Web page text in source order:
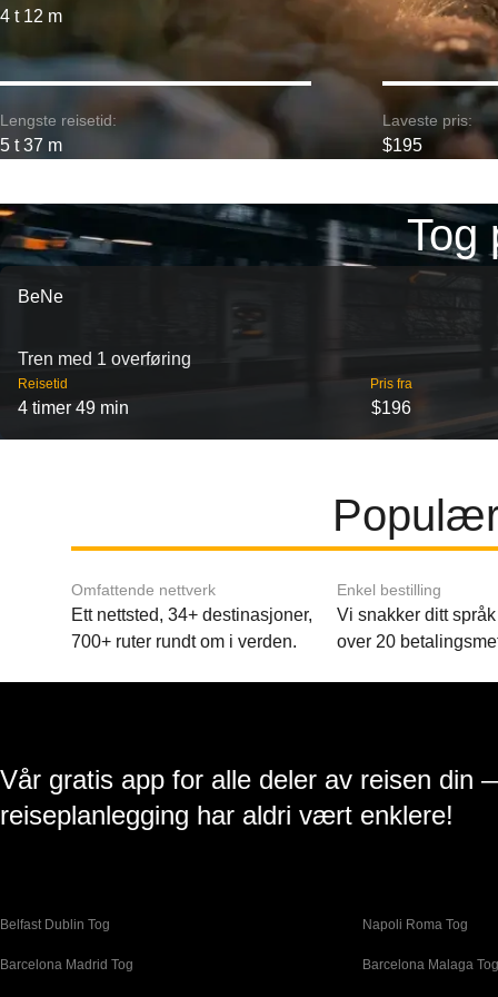
4 t 12 m
Lengste reisetid:
5 t 37 m
Laveste pris:
$195
Tog
BeNe
Tren med 1 overføring
Reisetid
4 timer 49 min
Pris fra
$196
Omfattende nettverk
Ett nettsted, 34+ destinasjoner,
700+ ruter rundt om i verden.
Enkel bestilling
Vi snakker ditt
over 20
Vår gratis app for alle deler av reisen din
reiseplanlegging har aldri vært enklere!
Belfast Dublin Tog Napoli Roma Tog
Barcelona Madrid Tog Barcelona Malaga Tog